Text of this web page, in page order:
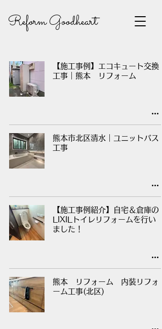
Reform Goodheart
【施工事例】エコキュート交換
工事｜熊本 リフォーム
熊本市北区清水｜ユニットバス
工事
【施工事例紹介】自宅＆倉庫の
LIXILトイレリフォームを行い
ました！
熊本 リフォーム 内装リフォ
ーム工事(北区)